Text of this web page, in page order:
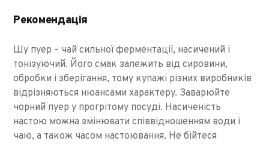
Рекомендація
Шу пуер – чай сильної ферментації, насичений і
тонізуючий. Його смак залежить від сировини,
обробки і зберігання, тому купажі різних виробників
відрізняються нюансами характеру. Заварюйте
чорний пуер у прогрітому посуді. Насиченість
настою можна змінювати співвідношенням води і
чаю, а також часом настоювання. Не бійтеся